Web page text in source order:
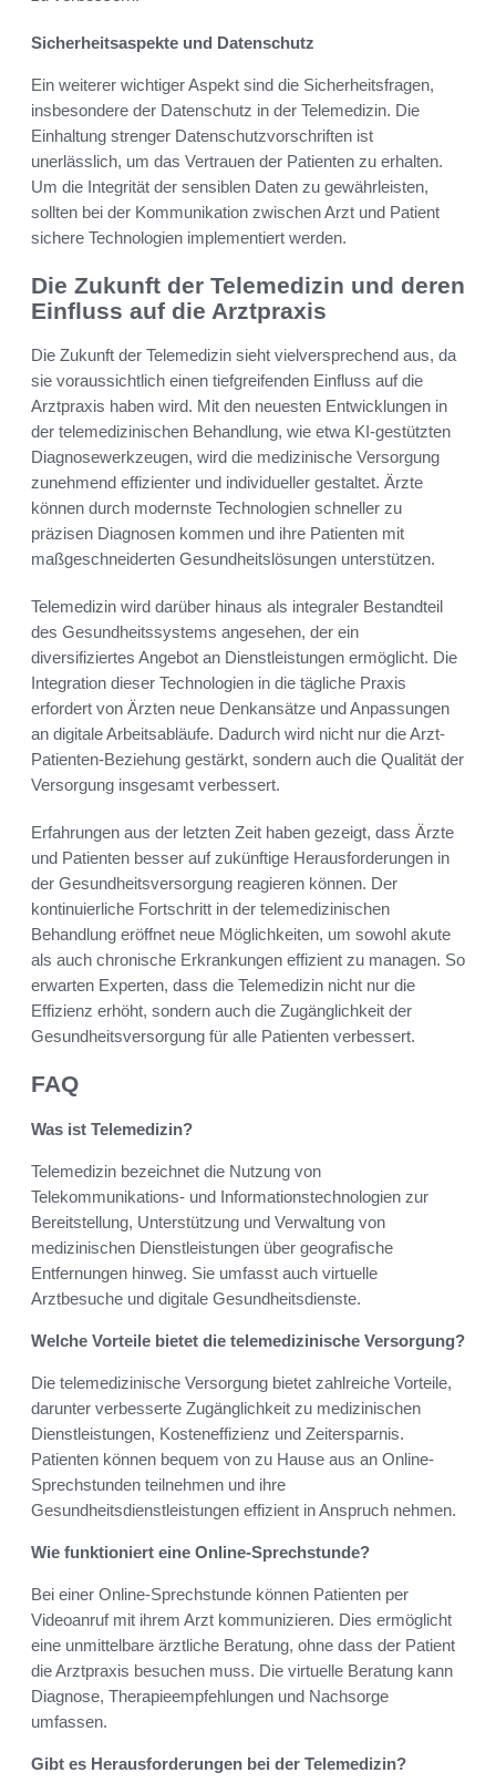
Sicherheitsaspekte und Datenschutz
Ein weiterer wichtiger Aspekt sind die Sicherheitsfragen,
insbesondere der Datenschutz in der Telemedizin. Die
Einhaltung strenger Datenschutzvorschriften ist
unerlässlich, um das Vertrauen der Patienten zu erhalten.
Um die Integrität der sensiblen Daten zu gewährleisten,
sollten bei der Kommunikation zwischen Arzt und Patient
sichere Technologien implementiert werden.
Die Zukunft der Telemedizin und deren
Einfluss auf die Arztpraxis
Die Zukunft der Telemedizin sieht vielversprechend aus, da
sie voraussichtlich einen tiefgreifenden Einfluss auf die
Arztpraxis haben wird. Mit den neuesten Entwicklungen in
der telemedizinischen Behandlung, wie etwa KI-gestützten
Diagnosewerkzeugen, wird die medizinische Versorgung
zunehmend effizienter und individueller gestaltet. Ärzte
können durch modernste Technologien schneller zu
präzisen Diagnosen kommen und ihre Patienten mit
maßgeschneiderten Gesundheitslösungen unterstützen.
Telemedizin wird darüber hinaus als integraler Bestandteil
des Gesundheitssystems angesehen, der ein
diversifiziertes Angebot an Dienstleistungen ermöglicht. Die
Integration dieser Technologien in die tägliche Praxis
erfordert von Ärzten neue Denkansätze und Anpassungen
an digitale Arbeitsabläufe. Dadurch wird nicht nur die Arzt-
Patienten-Beziehung gestärkt, sondern auch die Qualität der
Versorgung insgesamt verbessert.
Erfahrungen aus der letzten Zeit haben gezeigt, dass Ärzte
und Patienten besser auf zukünftige Herausforderungen in
der Gesundheitsversorgung reagieren können. Der
kontinuierliche Fortschritt in der telemedizinischen
Behandlung eröffnet neue Möglichkeiten, um sowohl akute
als auch chronische Erkrankungen effizient zu managen. So
erwarten Experten, dass die Telemedizin nicht nur die
Effizienz erhöht, sondern auch die Zugänglichkeit der
Gesundheitsversorgung für alle Patienten verbessert.
FAQ
Was ist Telemedizin?
Telemedizin bezeichnet die Nutzung von
Telekommunikations- und Informationstechnologien zur
Bereitstellung, Unterstützung und Verwaltung von
medizinischen Dienstleistungen über geografische
Entfernungen hinweg. Sie umfasst auch virtuelle
Arztbesuche und digitale Gesundheitsdienste.
Welche Vorteile bietet die telemedizinische Versorgung?
Die telemedizinische Versorgung bietet zahlreiche Vorteile,
darunter verbesserte Zugänglichkeit zu medizinischen
Dienstleistungen, Kosteneffizienz und Zeitersparnis.
Patienten können bequem von zu Hause aus an Online-
Sprechstunden teilnehmen und ihre
Gesundheitsdienstleistungen effizient in Anspruch nehmen.
Wie funktioniert eine Online-Sprechstunde?
Bei einer Online-Sprechstunde können Patienten per
Videoanruf mit ihrem Arzt kommunizieren. Dies ermöglicht
eine unmittelbare ärztliche Beratung, ohne dass der Patient
die Arztpraxis besuchen muss. Die virtuelle Beratung kann
Diagnose, Therapieempfehlungen und Nachsorge
umfassen.
Gibt es Herausforderungen bei der Telemedizin?